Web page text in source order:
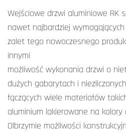
Wejściowe drzwi aluminiowe RK
nawet najbardziej
zalet tego nowoczesnego
innymi
możliwość wykonania drzwi o
dużych gabarytach i
łączących wiele materiałów
aluminium lakierowane na
Olbrzymie możliwości